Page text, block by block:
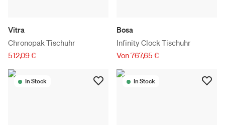
Vitra
Chronopak Tischuhr
512,09 €
Bosa
Infinity Clock Tischuhr
Von 767,65 €
In Stock In Stock